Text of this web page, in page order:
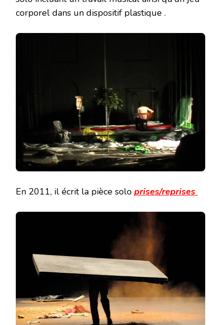
corporel dans un dispositif plastique .
En 2011, il écrit la pièce solo prises/reprises